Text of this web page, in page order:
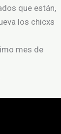
que están,
los chicxs
mes de